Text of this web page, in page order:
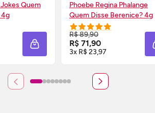
Quem
4g
AGORA ❯
ADICIONAR À SACOLA
Phoebe Regina Phalange
Quem Disse Berenice? 4g
R$ 89,90
R$ 71,90
3x R$ 23,97
COMPRE AGORA ❯